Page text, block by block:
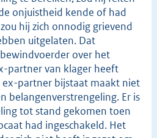
onjuistheid kende of had
hij zich onnodig grievend
uitgelaten. Dat
over het
partner van klager heeft
ex-partner bijstaat maakt niet
belangenverstrengeling. Er is
tot stand gekomen toen
had ingeschakeld. Het